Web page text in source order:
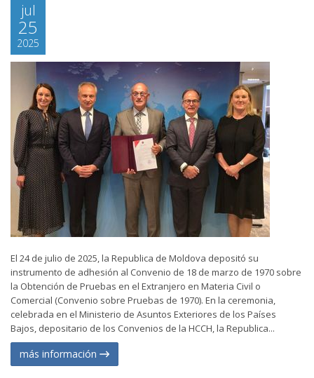
jul
25
2025
El 24 de julio de 2025, la Republica de Moldova depositó su
instrumento de adhesión al Convenio de 18 de marzo de 1970 sobre
la Obtención de Pruebas en el Extranjero en Materia Civil o
Comercial (Convenio sobre Pruebas de 1970). En la ceremonia,
celebrada en el Ministerio de Asuntos Exteriores de los Países
Bajos, depositario de los Convenios de la HCCH, la Republica...
más información